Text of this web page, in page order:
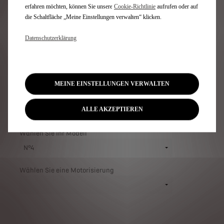
Bestellstart des DS N°4 und die Ankunft in unserem
Wählen Sie Ihr Modell
Wählen Sie eine Motorisierung
erfahren möchten, können Sie unsere Cookie‑Richtlinie aufrufen oder auf
die Schaltfläche „Meine Einstellungen verwalten“ klicken.
Datenschutzerklärung
MEINE EINSTELLUNGEN VERWALTEN
ALLE AKZEPTIEREN